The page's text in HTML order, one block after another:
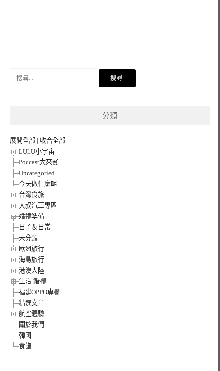
分類
展開全部 | 收合全部
LULU小宇宙
Podcast大來賓
Uncategoried
今天做什麼呢
台灣食旅
大叔汽車專區
婚禮準備
日子＆日常
未分類
歐洲旅行
海島旅行
港澳大陸
生活·婚禮
福建OPPO專欄
精選文章
航空體驗
關於我們
韓國
食譜